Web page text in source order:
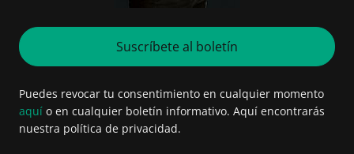
Suscríbete al boletín
Puedes revocar tu consentimiento en cualquier momento
aquí o en cualquier boletín informativo. Aquí encontrarás
nuestra política de privacidad.